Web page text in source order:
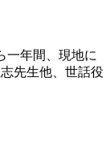
一年間、現地に
先生他、世話役